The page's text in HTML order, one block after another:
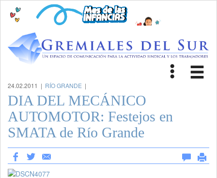
Toggle
24.02.2011 | RÍO GRANDE |
DIA DEL MECÁNICO
AUTOMOTOR: Festejos en
SMATA de Río Grande